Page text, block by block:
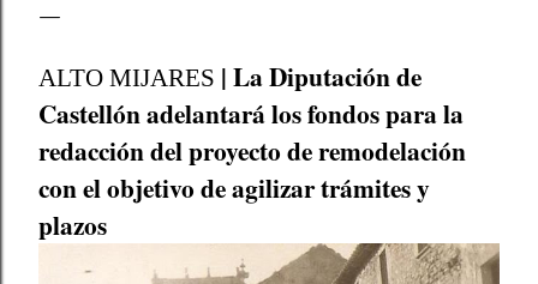
ALTO MIJARES | La Diputación de
Castellón adelantará los fondos para la
redacción del proyecto de remodelación
con el objetivo de agilizar trámites y
plazos